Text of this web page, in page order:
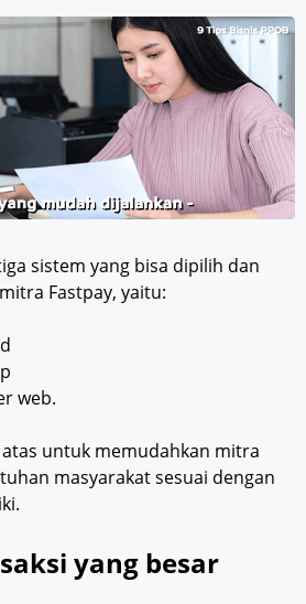
sistem yang bisa dipilih dan
Fastpay, yaitu:
web.
untuk memudahkan mitra
masyarakat sesuai dengan
yang besar